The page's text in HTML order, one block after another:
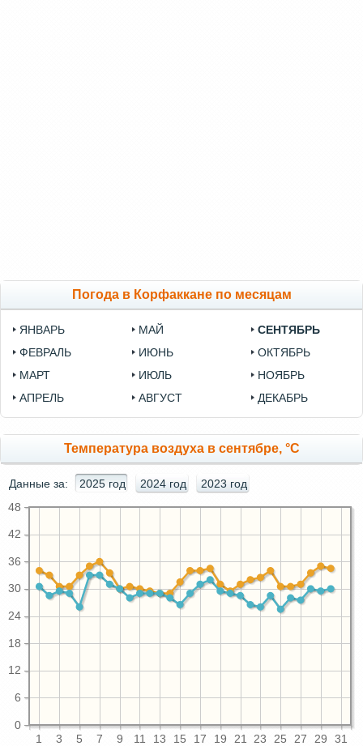
Погода в Корфаккане по месяцам
ЯНВАРЬ
ФЕВРАЛЬ
МАРТ
АПРЕЛЬ
МАЙ
ИЮНЬ
ИЮЛЬ
АВГУСТ
СЕНТЯБРЬ
ОКТЯБРЬ
НОЯБРЬ
ДЕКАБРЬ
Температура воздуха в сентябре, °C
Данные за: 2025 год 2024 год 2023 год
1 3 5 7 9 11 13 15 17 19 21 23 25 27 29 31
0
6
12
18
24
30
36
42
48